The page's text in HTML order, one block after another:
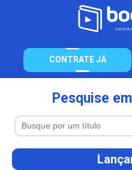
CONTRATE JÁ
Pesquise